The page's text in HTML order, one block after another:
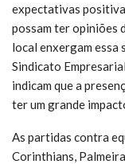
expectativas
possam ter opiniões
local enxergam essa
Sindicato
indicam que a
ter um grande
As partidas contra
Corinthians,